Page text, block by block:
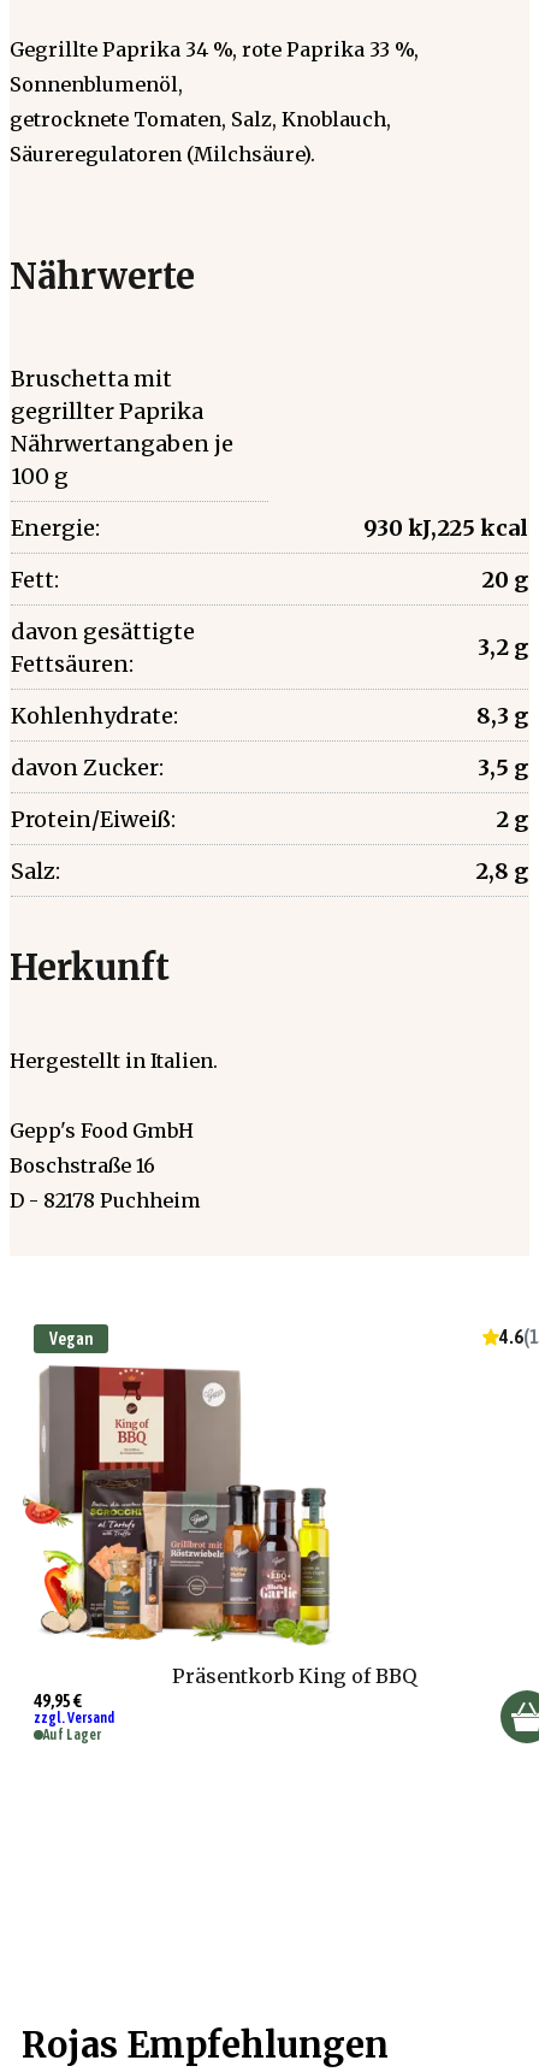
Gegrillte Paprika 34 %, rote Paprika 33 %,
Sonnenblumenöl,
getrocknete Tomaten, Salz, Knoblauch,
Säureregulatoren (Milchsäure).
Nährwerte
Bruschetta mit
gegrillter Paprika
Nährwertangaben je
100 g
Energie:
930 kJ,225 kcal
Fett:
20 g
davon gesättigte
Fettsäuren:
3,2 g
Kohlenhydrate:
8,3 g
davon Zucker:
3,5 g
Protein/Eiweiß:
2 g
Salz:
2,8 g
Herkunft
Hergestellt in Italien.
Gepp's Food GmbH
Boschstraße 16
D - 82178 Puchheim
Vegan 4.6(
Präsentkorb King of BBQ
49,95 €
zzgl. Versand
Auf Lager
Rojas Empfehlungen